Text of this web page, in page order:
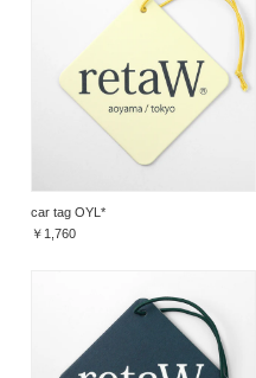
car tag OYL*
￥1,760